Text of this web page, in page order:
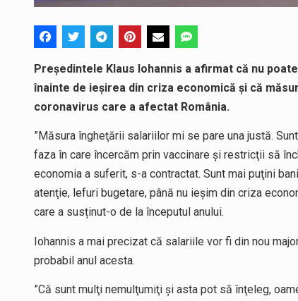
Președintele Klaus Iohannis a afirmat că nu
înainte de ieșirea din criza economică și că
coronavirus care a afectat România.
”Măsura îngheţării salariilor mi se pare una justă.
faza în care încercăm prin vaccinare şi restricţii să
economia a suferit, s-a contractat. Sunt mai puţini
atenţie, lefuri bugetare, până nu ieşim din criza
care a susținut-o de la începutul anului.
Iohannis a mai precizat că salariile vor fi din nou
probabil anul acesta.
”Că sunt mulţi nemulţumiţi şi asta pot să înţeleg,